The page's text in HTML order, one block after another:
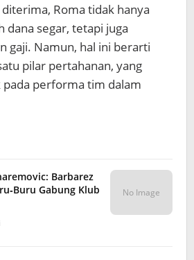
Roma tidak hanya
segar, tetapi juga
gaji. Namun, hal ini berarti
pilar pertahanan, yang
performa tim dalam
Barbarez
Gabung Klub
No Image